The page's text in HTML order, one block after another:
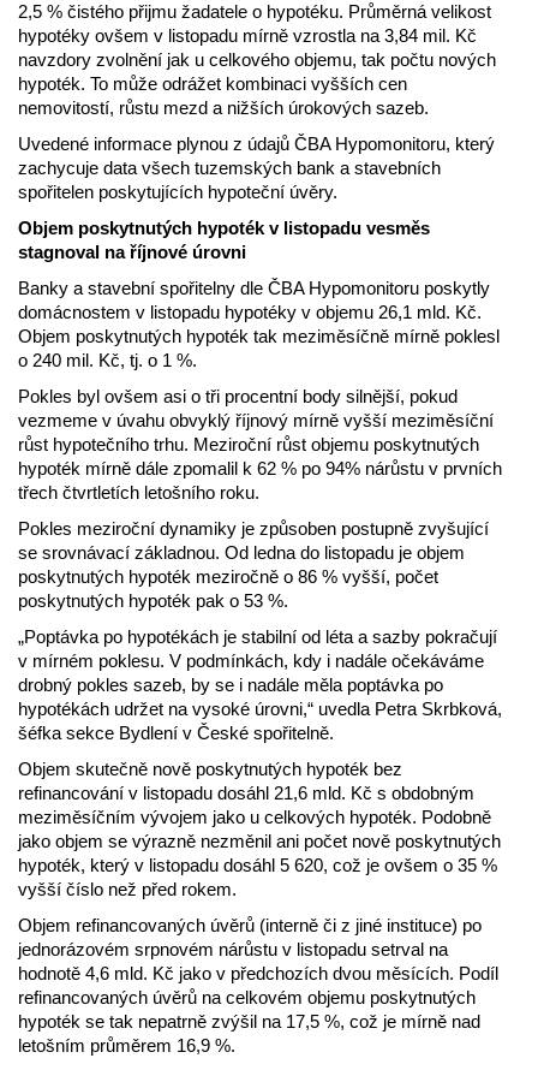
2,5 % čistého přijmu žadatele o hypotéku. Průměrná velikost
hypotéky ovšem v listopadu mírně vzrostla na 3,84 mil. Kč
navzdory zvolnění jak u celkového objemu, tak počtu nových
hypoték. To může odrážet kombinaci vyšších cen
nemovitostí, růstu mezd a nižších úrokových sazeb.
Uvedené informace plynou z údajů ČBA Hypomonitoru, který
zachycuje data všech tuzemských bank a stavebních
spořitelen poskytujících hypoteční úvěry.
Objem poskytnutých hypoték v listopadu vesměs
stagnoval na říjnové úrovni
Banky a stavební spořitelny dle ČBA Hypomonitoru poskytly
domácnostem v listopadu hypotéky v objemu 26,1 mld. Kč.
Objem poskytnutých hypoték tak meziměsíčně mírně poklesl
o 240 mil. Kč, tj. o 1 %.
Pokles byl ovšem asi o tři procentní body silnější, pokud
vezmeme v úvahu obvyklý říjnový mírně vyšší meziměsíční
růst hypotečního trhu. Meziroční růst objemu poskytnutých
hypoték mírně dále zpomalil k 62 % po 94% nárůstu v prvních
třech čtvrtletích letošního roku.
Pokles meziroční dynamiky je způsoben postupně zvyšující
se srovnávací základnou. Od ledna do listopadu je objem
poskytnutých hypoték meziročně o 86 % vyšší, počet
poskytnutých hypoték pak o 53 %.
„Poptávka po hypotékách je stabilní od léta a sazby pokračují
v mírném poklesu. V podmínkách, kdy i nadále očekáváme
drobný pokles sazeb, by se i nadále měla poptávka po
hypotékách udržet na vysoké úrovni,“ uvedla Petra Skrbková,
šéfka sekce Bydlení v České spořitelně.
Objem skutečně nově poskytnutých hypoték bez
refinancování v listopadu dosáhl 21,6 mld. Kč s obdobným
meziměsíčním vývojem jako u celkových hypoték. Podobně
jako objem se výrazně nezměnil ani počet nově poskytnutých
hypoték, který v listopadu dosáhl 5 620, což je ovšem o 35 %
vyšší číslo než před rokem.
Objem refinancovaných úvěrů (interně či z jiné instituce) po
jednorázovém srpnovém nárůstu v listopadu setrval na
hodnotě 4,6 mld. Kč jako v předchozích dvou měsících. Podíl
refinancovaných úvěrů na celkovém objemu poskytnutých
hypoték se tak nepatrně zvýšil na 17,5 %, což je mírně nad
letošním průměrem 16,9 %.